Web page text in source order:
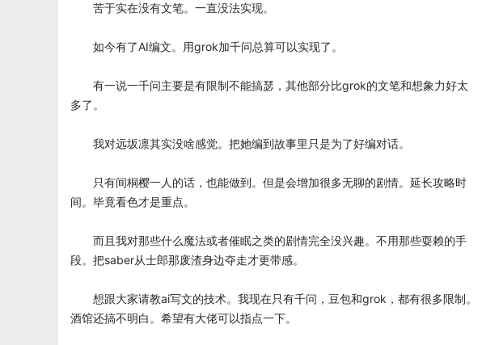
苦于实在没有文笔。一直没法实现。
如今有了AI编文。用grok加千问总算可以实现了。
有一说一千问主要是有限制不能搞瑟，其他部分比grok的文笔和想象力好太
多了。
我对远坂凛其实没啥感觉。把她编到故事里只是为了好编对话。
只有间桐樱一人的话，也能做到。但是会增加很多无聊的剧情。延长攻略时
间。毕竟看色才是重点。
而且我对那些什么魔法或者催眠之类的剧情完全没兴趣。不用那些耍赖的手
段。把saber从士郎那废渣身边夺走才更带感。
想跟大家请教ai写文的技术。我现在只有千问，豆包和grok，都有很多限制。
酒馆还搞不明白。希望有大佬可以指点一下。